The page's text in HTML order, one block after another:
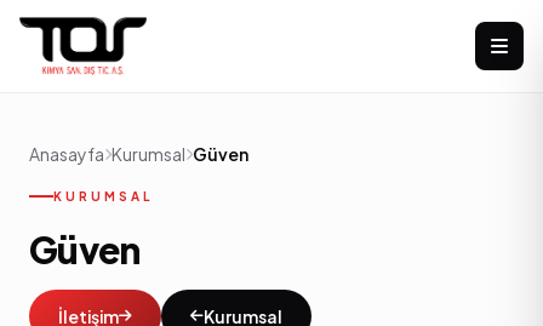
Anasayfa Kurumsal Güven
KURUMSAL
Güven
İletişim Kurumsal